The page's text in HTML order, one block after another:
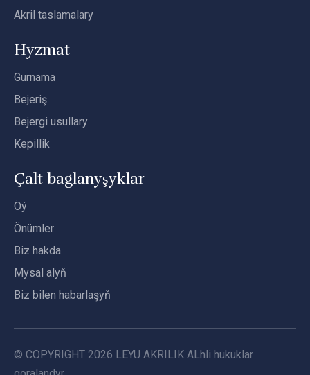
Akril taslamalary
Hyzmat
Gurnama
Bejeriş
Bejergi usullary
Kepillik
Çalt baglanyşyklar
Öý
Önümler
Biz hakda
Mysal alyň
Biz bilen habarlaşyň
© COPYRIGHT 2026 LEYU AKRILIK ALhli hukuklar